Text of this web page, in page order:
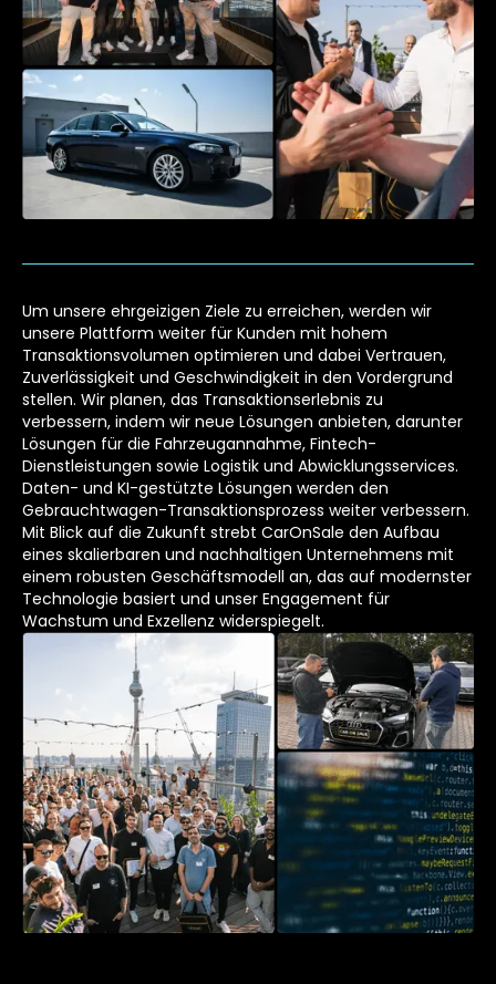
Um unsere ehrgeizigen Ziele zu erreichen, werden wir
unsere Plattform weiter für Kunden mit hohem
Transaktionsvolumen optimieren und dabei Vertrauen,
Zuverlässigkeit und Geschwindigkeit in den Vordergrund
stellen. Wir planen, das Transaktionserlebnis zu
verbessern, indem wir neue Lösungen anbieten, darunter
Lösungen für die Fahrzeugannahme, Fintech-
Dienstleistungen sowie Logistik und Abwicklungsservices.
Daten- und KI-gestützte Lösungen werden den
Gebrauchtwagen-Transaktionsprozess weiter verbessern.
Mit Blick auf die Zukunft strebt CarOnSale den Aufbau
eines skalierbaren und nachhaltigen Unternehmens mit
einem robusten Geschäftsmodell an, das auf modernster
Technologie basiert und unser Engagement für
Wachstum und Exzellenz widerspiegelt.